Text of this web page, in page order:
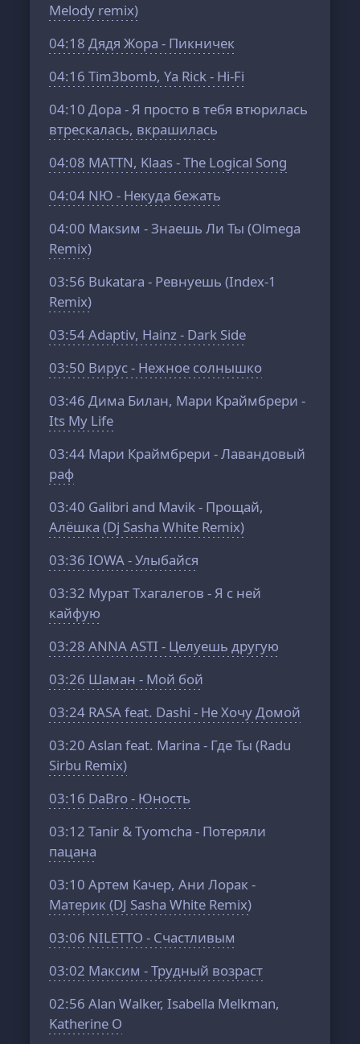
Melody remix)
04:18 Дядя Жора - Пикничек
04:16 Tim3bomb, Ya Rick - Hi-Fi
04:10 Дора - Я просто в тебя втюрилась
втрескалась, вкрашилась
04:08 MATTN, Klaas - The Logical Song
04:04 NЮ - Некуда бежать
04:00 Макsим - Знаешь Ли Ты (Olmega
Remix)
03:56 Bukatara - Ревнуешь (Index-1
Remix)
03:54Adaptiv, Hainz - Dark Side
03:50 Вирус - Нежное солнышко
03:46 Дима Билан, Мари Краймбрери -
Its My Life
03:44 Мари Краймбрери - Лавандовый
раф
03:40 Galibri and Mavik - Прощай,
Алёшка (Dj Sasha White Remix)
03:36 IOWA - Улыбайся
03:32 Мурат Тхагалегов - Я с ней
кайфую
03:28 ANNA ASTI - Целуешь другую
03:26 Шаман - Мой бой
03:24 RASA feat. Dashi - Не Хочу Домой
03:20 Aslan feat. Marina - Где Ты (Radu
Sirbu Remix)
03:16 DaBro - Юность
03:12 Tanir & Tyomcha - Потеряли
пацана
03:10 Артем Качер, Ани Лорак -
Материк (DJ Sasha White Remix)
03:06 NILETTO - Счастливым
03:02 Максим - Трудный возраст
02:56 Alan Walker, Isabella Melkman,
Katherine O